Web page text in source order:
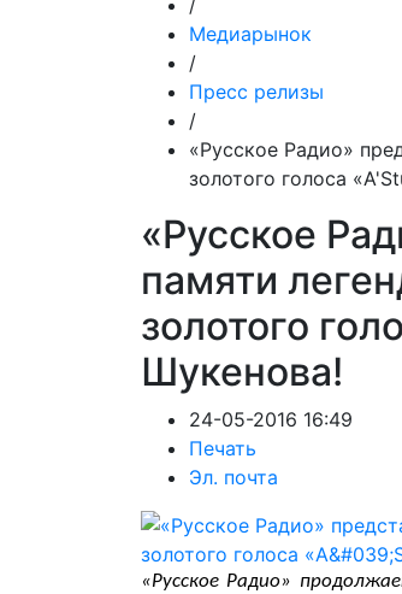
/
Медиарынок
/
Пресс релизы
/
«Русское Радио»
золотого голоса
«Русское
памяти
золотого
Шукенова!
24-05-2016 16:49
Печать
Эл. почта
«Русское Радио»